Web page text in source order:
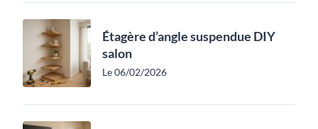
Étagère d’angle suspendue DIY
salon
Le 06/02/2026